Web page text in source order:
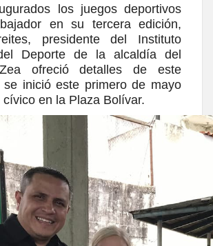
los juegos deportivos
en su tercera edición,
presidente del Instituto
Deporte de la alcaldía del
ofreció detalles de este
se inició este primero de mayo
en la Plaza Bolívar.